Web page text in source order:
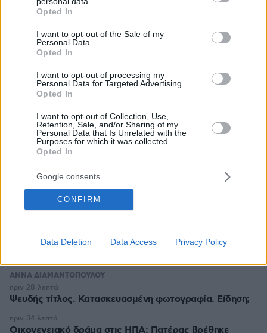
grant or deny consent to Google and its third-party tags to
use your data for below specified purposes in below Google
consent section.
Opted In
I want to opt-out of the Sale of my
Personal Data.
Opted In
I want to opt-out of processing my
Personal Data for Targeted Advertising.
Opted In
I want to opt-out of Collection, Use,
Retention, Sale, and/or Sharing of my
Personal Data that Is Unrelated with the
Purposes for which it was collected.
Opted In
Google consents
CONFIRM
Data Deletion Data Access Privacy Policy
Ειδήσεις
Νέα καρφιά Αυγερινού για την Καρυστιανού: Kάποιοι
ονειρεύονται βουλευτικά έδρανα και συνωμοσίες, η
δημοκρατία θα τους χαλάσει το όνειρο
πριν 8 λεπτά
κουνούπια για 3 ώρες
πριν 9 λεπτά
Η ντομάτα στο μικροσκόπιο: Τι συμβαίνει όταν την
αλατίζουμε;
πριν 10 λεπτά
Φωτιά στο Λασίθι, κοντά στον οικισμό Καρύδι, 112 για
ετοιμότητα
πριν 21 λεπτά
αυτοκίνητά του: «Τα παιχνίδια μου» έγραψε για τις
πριν 22 λεπτά
ΑΝΝΑ ΔΙΑΜΑΝΤΟΠΟΥΛΟΥ
Ψευδής τίτλος. Κατασκευασμένη φωτογραφία. Είδηση;
πριν 28 λεπτά
Οικογενειακό δράμα στις ΗΠΑ: Πατέρας βρέθηκε
πριν 34 λεπτά